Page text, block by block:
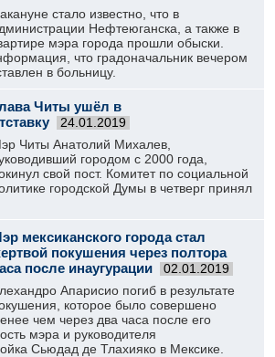
стало известно, что в
Нефтеюганска, а также в
мэра города прошли обыски.
что градоначальник вечером
в больницу.
Читы ушёл в
24.01.2019
Читы Анатолий Михалев,
городом с 2000 года,
свой пост. Комитет по социальной
городской Думы в четверг принял
мексиканского города стал
покушения через полтора
после инаугурации
02.01.2019
Апарисио погиб в результате
которое было совершено
чем через два часа после его
мэра и руководителя
Сьюдад де Тлахияко в Мексике.